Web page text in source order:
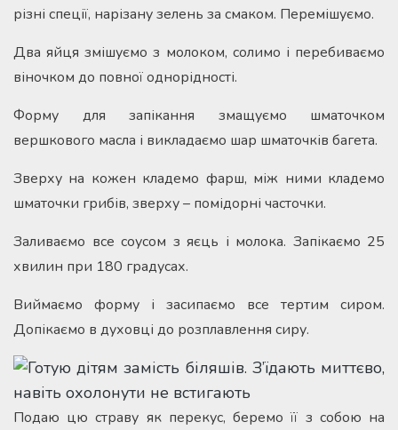
різні спеції, нарізану зелень за смаком. Перемішуємо.
Два яйця змішуємо з молоком, солимо і перебиваємо
віночком до повної однорідності.
Форму для запікання змащуємо шматочком
вершкового масла і викладаємо шар шматочків багета.
Зверху на кожен кладемо фарш, між ними кладемо
шматочки грибів, зверху – помідорні часточки.
Заливаємо все соусом з яєць і молока. Запікаємо 25
хвилин при 180 градусах.
Виймаємо форму і засипаємо все тертим сиром.
Допікаємо в духовці до розплавлення сиру.
Подаю цю страву як перекус, беремо її з собою на